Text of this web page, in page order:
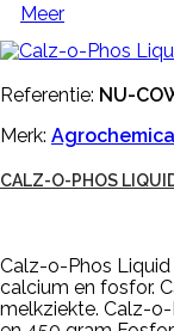
Meer
Referentie: NU-
Merk: Agrochemica
CALZ-O-PHOS
Calz-o-Phos
calcium en fosfor.
melkziekte. Calz-